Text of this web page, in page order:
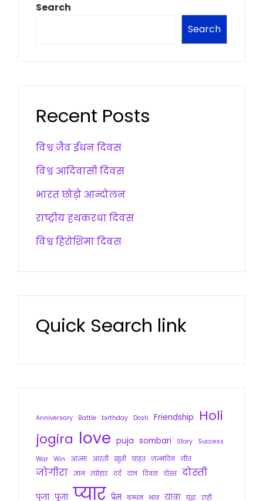
Search
Search
Recent Posts
विश्व जैव ईंधन दिवस
विश्व आदिवासी दिवस
भारत छोड़ो आन्दोलन
राष्ट्रीय हथकरधा दिवस
विश्व हिरोशिमा दिवस
Quick Search link
Anniversary Battle birthday Dosti Friendship
Holi
jogira love puja sombari Story
Success
War Win आत्मा आरती खुशी चाहत जन्मदिन जीत
जोगीरा ज्ञान त्योहार दर्द दान दिवस दोस्त दोस्ती
पुजा पूजा प्यार प्रेम बन्धन भाव यात्रा युद्ध राही